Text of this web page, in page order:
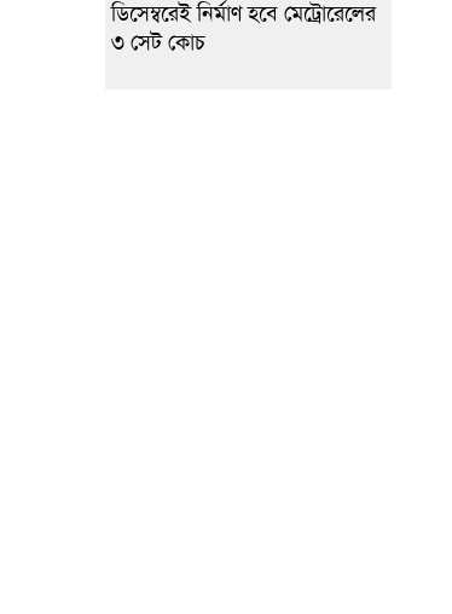
ডিসেম্বরেই নির্মাণ হবে মেট্রোরেলের
৩ সেট কোচ